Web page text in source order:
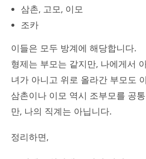
삼촌, 고모, 이모
조카
이들은 모두 방계에 해당합니다.
형제는 부모는 같지만, 나에게서
녀가 아니고 위로 올라간 부모도
삼촌이나 이모 역시 조부모를 공
만, 나의 직계는 아닙니다.
정리하면,